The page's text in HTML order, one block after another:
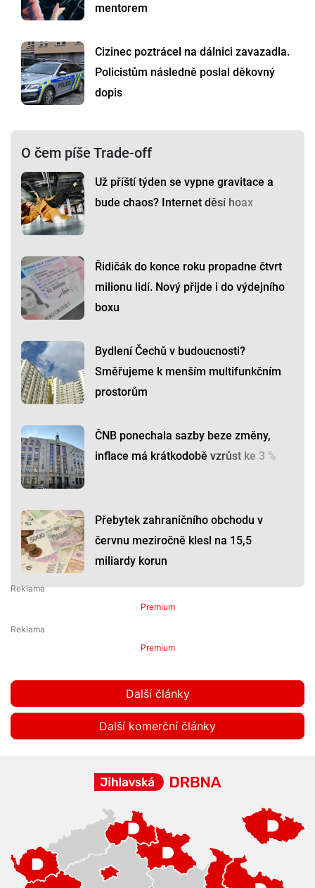
mentorem
Cizinec poztrácel na dálnici zavazadla.
Policistům následně poslal děkovný
dopis
O čem píše Trade-off
Už příští týden se vypne gravitace a
bude chaos? Internet děsí hoax
Řidičák do konce roku propadne čtvrt
milionu lidí. Nový přijde i do výdejního
boxu
Bydlení Čechů v budoucnosti?
Směřujeme k menším multifunkčním
prostorům
ČNB ponechala sazby beze změny,
inflace má krátkodobě vzrůst ke 3 %
Přebytek zahraničního obchodu v
červnu meziročně klesl na 15,5
miliardy korun
Premium
Premium
Další články
Další komerční články